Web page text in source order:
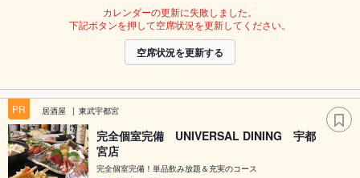
カレンダーの更新に失敗しました。
下記ボタンを押して空席状況を更新してください。
空席状況を更新する
PR 居酒屋 東武宇都宮
完全個室完備 UNIVERSAL DINING 宇都
宮店
完全個室完備！単品飲み放題＆充実のコース